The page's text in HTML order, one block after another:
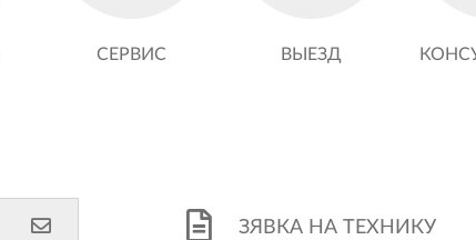
СЕРВИС ВЫЕЗД
ЗЯВКА НА ТЕХНИКУ